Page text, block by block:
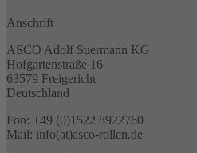
Anschrift
ASCO Adolf Suermann KG
Hofgartenstraße 16
63579 Freigericht
Deutschland
Fon: +49 (0)1522 8922760
Mail: info(at)asco-rollen.de